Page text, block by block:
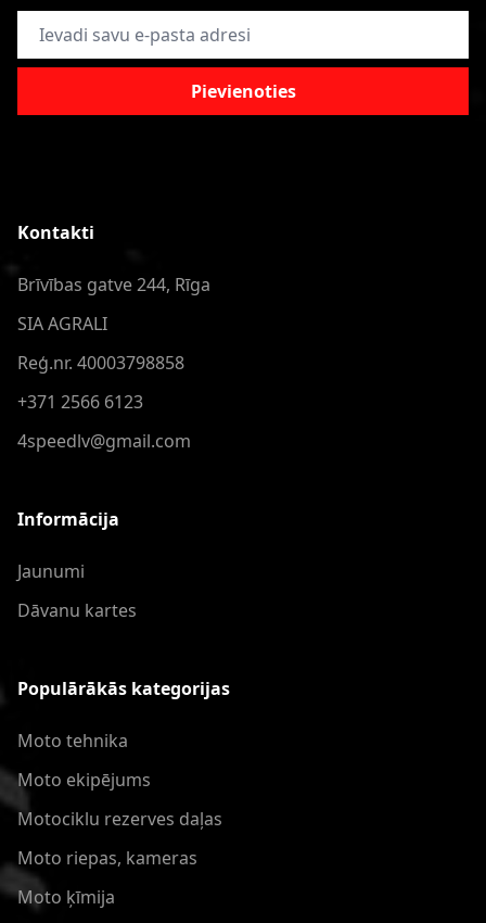
E-pasta adrese
Pievienoties
Kontakti
Brīvības gatve 244, Rīga
SIA AGRALI
Reģ.nr. 40003798858
+371 2566 6123
4speedlv@gmail.com
Informācija
Jaunumi
Dāvanu kartes
Populārākās kategorijas
Moto tehnika
Moto ekipējums
Motociklu rezerves daļas
Moto riepas, kameras
Moto ķīmija